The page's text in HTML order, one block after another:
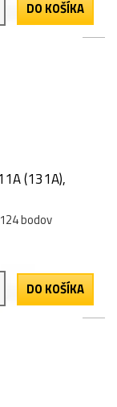
DO KOŠÍKA
(131A),
124 bodov
DO KOŠÍKA